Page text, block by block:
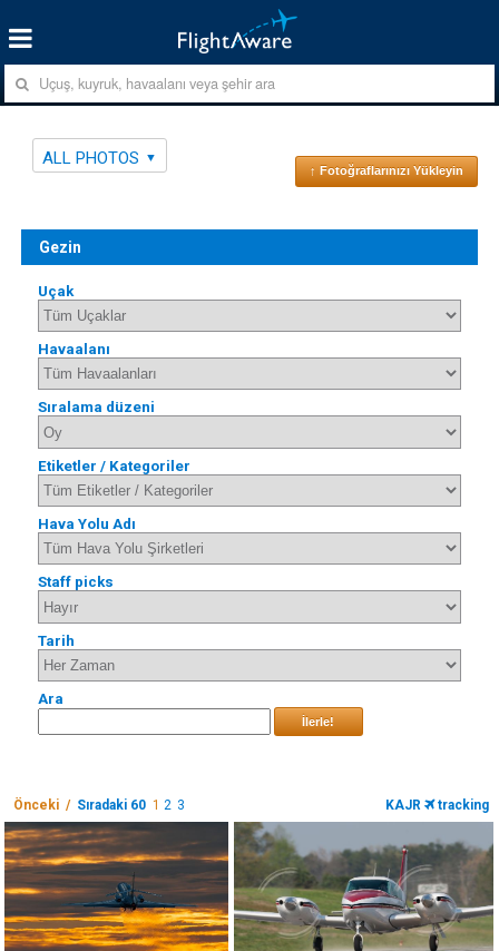
ALL PHOTOS
↑ Fotoğraflarınızı Yükleyin
Gezin
Uçak
Havaalanı
Sıralama düzeni
Etiketler / Kategoriler
Hava Yolu Adı
Staff picks
Tarih
Ara
İlerle!
Önceki / Sıradaki 60 1 2 3 KAJR tracking